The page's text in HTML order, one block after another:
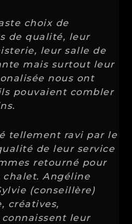
choix de
de qualité, leur
leur salle de
mais surtout leur
nous ont
pouvaient combler
tellement ravi par le
de leur service
retourné pour
Angéline
(conseillère)
créatives,
leur
Designer intérieur
d'intérieur
- Concept